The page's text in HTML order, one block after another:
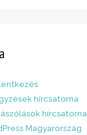
hírcsatorna
hírcsatorna
Magyarország